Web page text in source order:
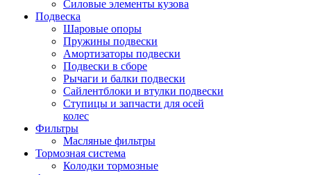
Силовые элементы кузова
Подвеска
Шаровые опоры
Пружины подвески
Амортизаторы подвески
Подвески в сборе
Рычаги и балки подвески
Сайлентблоки и втулки подвески
Ступицы и запчасти для осей
колес
Фильтры
Масляные фильтры
Тормозная система
Колодки тормозные